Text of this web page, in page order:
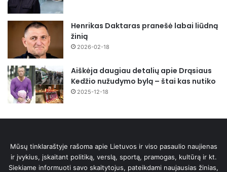
Henrikas Daktaras pranešė labai liūdną
žinią
2026-02-18
Aiškėja daugiau detalių apie Drąsiaus
Kedžio nužudymo bylą – štai kas nutiko
2025-12-18
Mūsų tinklaraštyje rašoma apie Lietuvos ir viso pasaulio naujienas
ir įvykius, įskaitant politiką, verslą, sportą, pramogas, kultūrą ir kt.
Siekiame informuoti savo skaitytojus, pateikdami naujausias žinias,